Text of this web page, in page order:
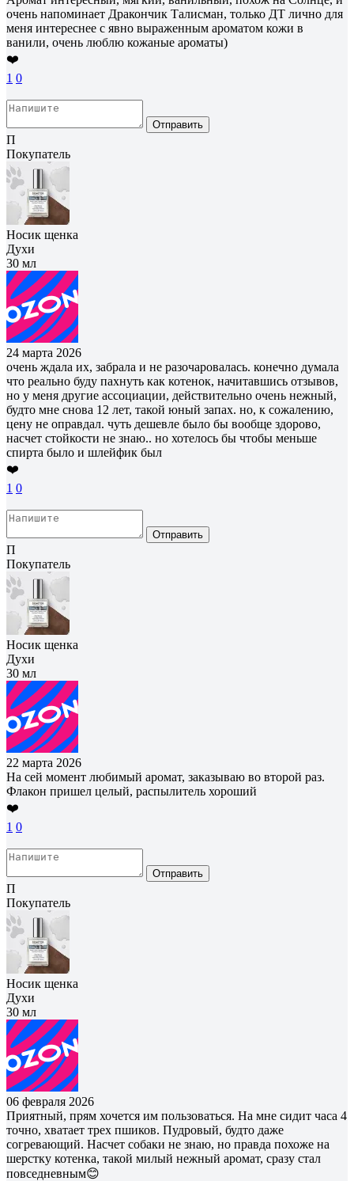
очень напоминает Дракончик Талисман, только ДТ лично для
меня интереснее с явно выраженным ароматом кожи в
ванили, очень люблю кожаные ароматы)
❤️
1 0
Отправить
П
Покупатель
Носик щенка
Духи
30 мл
24 марта 2026
очень ждала их, забрала и не разочаровалась. конечно думала
что реально буду пахнуть как котенок, начитавшись отзывов,
но у меня другие ассоциации, действительно очень нежный,
будто мне снова 12 лет, такой юный запах. но, к сожалению,
цену не оправдал. чуть дешевле было бы вообще здорово,
насчет стойкости не знаю.. но хотелось бы чтобы меньше
спирта было и шлейфик был
❤️
1 0
Отправить
П
Покупатель
Носик щенка
Духи
30 мл
22 марта 2026
На сей момент любимый аромат, заказываю во второй раз.
Флакон пришел целый, распылитель хороший
❤️
1 0
Отправить
П
Покупатель
Носик щенка
Духи
30 мл
06 февраля 2026
Приятный, прям хочется им пользоваться. На мне сидит часа 4
точно, хватает трех пшиков. Пудровый, будто даже
согревающий. Насчет собаки не знаю, но правда похоже на
шерстку котенка, такой милый нежный аромат, сразу стал
повседневным😊